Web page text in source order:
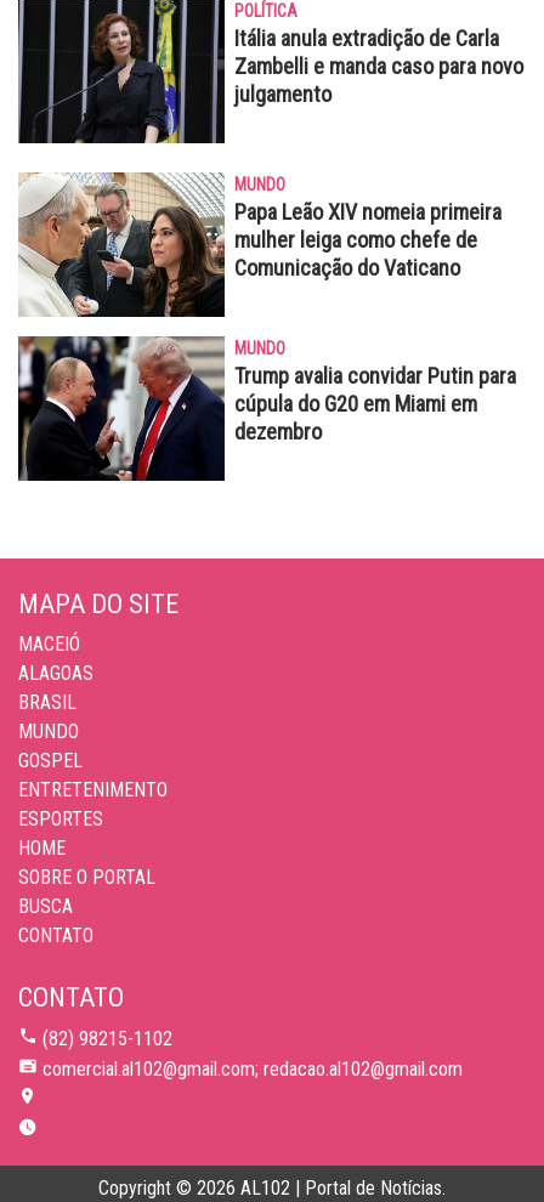
POLÍTICA
Itália anula extradição de Carla
Zambelli e manda caso para novo
julgamento
MUNDO
Papa Leão XIV nomeia primeira
mulher leiga como chefe de
Comunicação do Vaticano
MUNDO
Trump avalia convidar Putin para
cúpula do G20 em Miami em
dezembro
MAPA DO SITE
MACEIÓ
ALAGOAS
BRASIL
MUNDO
GOSPEL
ENTRETENIMENTO
ESPORTES
HOME
SOBRE O PORTAL
BUSCA
CONTATO
CONTATO
(82) 98215-1102
comercial.al102@gmail.com; redacao.al102@gmail.com
Copyright © 2026 AL102 | Portal de Notícias.